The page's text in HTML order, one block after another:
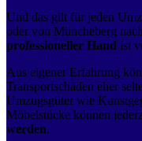
Und das gilt für jeden
oder von Müncheberg
professioneller Hand ist
Aus eigener Erfahrung
Transportschäden eher
Umzugsgüter wie
Möbelstücke können
werden.